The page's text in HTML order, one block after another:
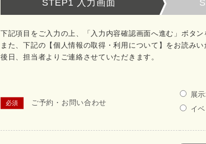
STEP1 入力画面
下記項目をご入力の上、「入力内容確認画面へ進む」ボタン
また、下記の【個人情報の取得・利用について】をお読み
後日、担当者よりご連絡させていただきます。
ご予約・お問い合わせ
展
イ